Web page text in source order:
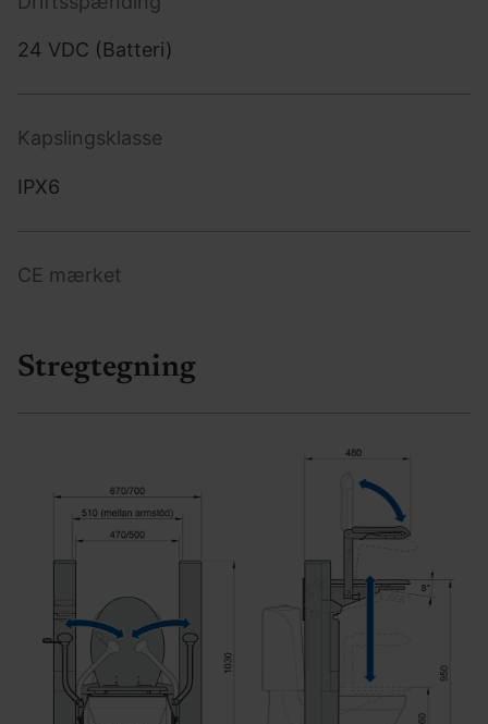
24 VDC (Batteri)
Kapslingsklasse
IPX6
CE mærket
Stregtegning